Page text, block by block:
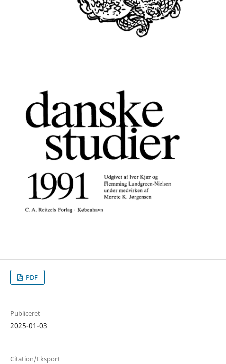
PDF
Publiceret
2025-01-03
Citation/Eksport